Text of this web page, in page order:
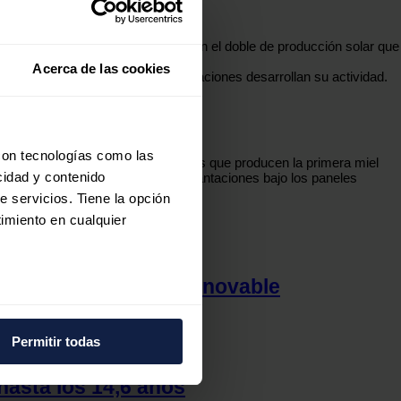
Acerca de las cookies
tecnologías como las
y contenido
servicios. Tiene la opción
en cualquier
Permitir todas
que estimamos cerrar 2022 con el doble de producción solar que
los entornos en los que las instalaciones desarrollan su actividad.
e incluso refugio para abejas que producen la primera miel
agrivoltaicos, es decir, plantaciones bajo los paneles
2040.
al boom renovable
los 14,6 años